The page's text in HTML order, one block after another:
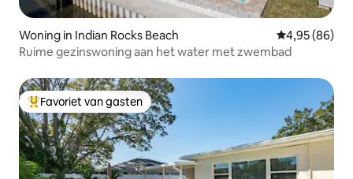
Woning in Indian Rocks Beach Gemiddelde
4,95 (86)
Ruime gezinswoning aan het water met zwembad
Topfavoriet van gasten
Favoriet van gasten